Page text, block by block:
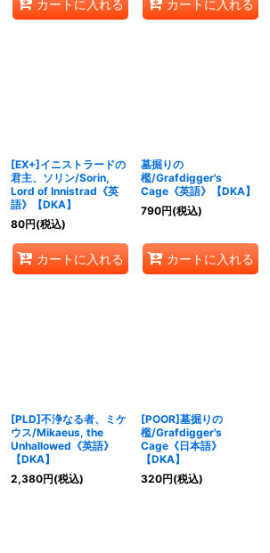
カートに入れる カートに入れる
[EX+]イニストラードの
君主、ソリン/Sorin,
Lord of Innistrad《英
語》【DKA】
80円(税込)
カートに入れる
墓掘りの
檻/Grafdigger's
Cage《英語》【DKA】
790円(税込)
カートに入れる
[PLD]不浄なる者、ミケ
ウス/Mikaeus, the
Unhallowed《英語》
【DKA】
2,380円(税込)
[POOR]墓掘りの
檻/Grafdigger's
Cage《日本語》
【DKA】
320円(税込)